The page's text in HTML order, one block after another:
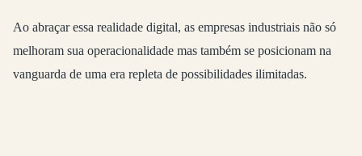
Ao abraçar essa realidade digital, as empresas industriais não só
melhoram sua operacionalidade mas também se posicionam na
vanguarda de uma era repleta de possibilidades ilimitadas.